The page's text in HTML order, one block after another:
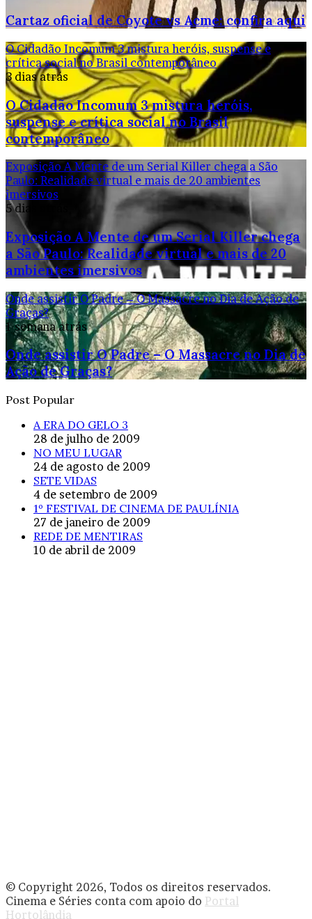
Cartaz oficial de Coyote vs Acme: confira aqui
O Cidadão Incomum 3 mistura heróis, suspense e
crítica social no Brasil contemporâneo
3 dias atrás
O Cidadão Incomum 3 mistura heróis,
suspense e crítica social no Brasil
contemporâneo
Exposição A Mente de um Serial Killer chega a São
Paulo: Realidade virtual e mais de 20 ambientes
imersivos
5 dias atrás
Exposição A Mente de um Serial Killer chega
a São Paulo: Realidade virtual e mais de 20
ambientes imersivos
Onde assistir O Padre – O Massacre no Dia de Ação de
Graças?
1 semana atrás
Onde assistir O Padre – O Massacre no Dia de
Ação de Graças?
Post Popular
A ERA DO GELO 3
28 de julho de 2009
NO MEU LUGAR
24 de agosto de 2009
SETE VIDAS
4 de setembro de 2009
1º FESTIVAL DE CINEMA DE PAULÍNIA
27 de janeiro de 2009
REDE DE MENTIRAS
10 de abril de 2009
© Copyright 2026, Todos os direitos reservados.
Cinema e Séries conta com apoio do Portal
Hortolândia